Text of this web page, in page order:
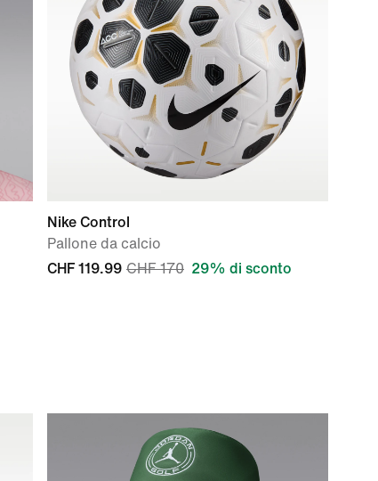
Nike Control
Pallone da calcio
CHF 119.99 CHF 170 29% di sconto